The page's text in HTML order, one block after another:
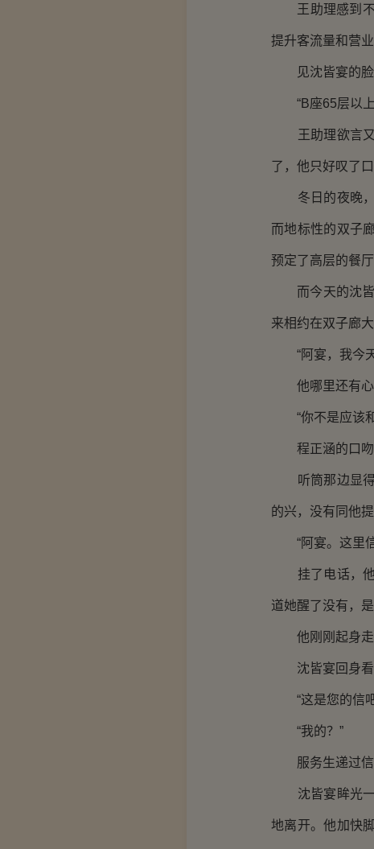
王助理感到不
提升客流量和营
见沈皆宴的脸
“B座65层以上
王助理欲言又
了，他只好叹了
冬日的夜晚，
而地标性的双子
预定了高层的餐
而今天的沈皆
来相约在双子廊
“阿宴，我今天
他哪里还有心
“你不是应该和
程正涵的口吻
听筒那边显得
的兴，没有同他
“阿宴。这里信
挂了电话，他
道她醒了没有，
他刚刚起身走
沈皆宴回身看
“这是您的信
“我的？”
服务生递过信
沈皆宴眸光一
地离开。他加快